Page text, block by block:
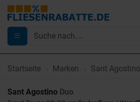
Startseite Marken Sant Agostino
Sant Agostino Duo